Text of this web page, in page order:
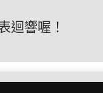
迴響喔！